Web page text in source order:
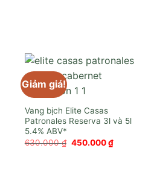
Giảm giá!
Vang bịch Elite Casas
Patronales Reserva 3l và 5l
630.000₫ Giá
gốc
450.000₫Giá
hiện